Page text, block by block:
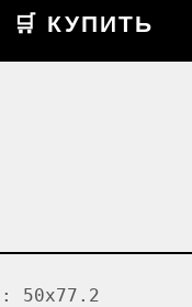
🛒 КУПИТЬ
50x77.2